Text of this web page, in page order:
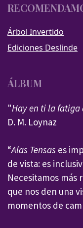
Árbol Invertido
Ediciones Deslinde
ÁLBUM
"Hay en ti la
D. M. Loynaz
“Alas Tensas es
de vista: es
Necesitamos más
que nos den una
momentos de